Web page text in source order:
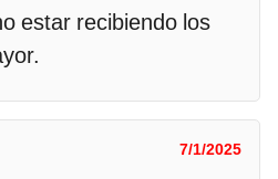
estar recibiendo los
7/1/2025